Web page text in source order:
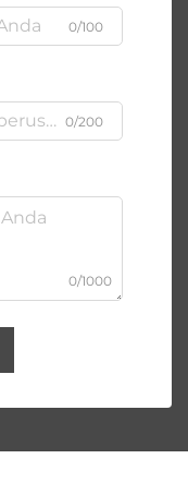
0/100
0/200
0/1000